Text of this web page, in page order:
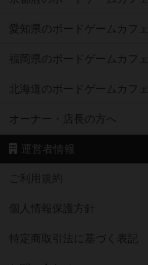
愛知県のボードゲームカフェ
福岡県のボードゲームカフェ
北海道のボードゲームカフェ
オーナー・店長の方へ
運営者情報
ご利用規約
個人情報保護方針
特定商取引法に基づく表記